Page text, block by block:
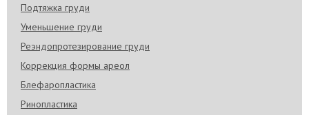
Подтяжка груди
Уменьшение груди
Реэндопротезирование груди
Коррекция формы ареол
Блефаропластика
Ринопластика